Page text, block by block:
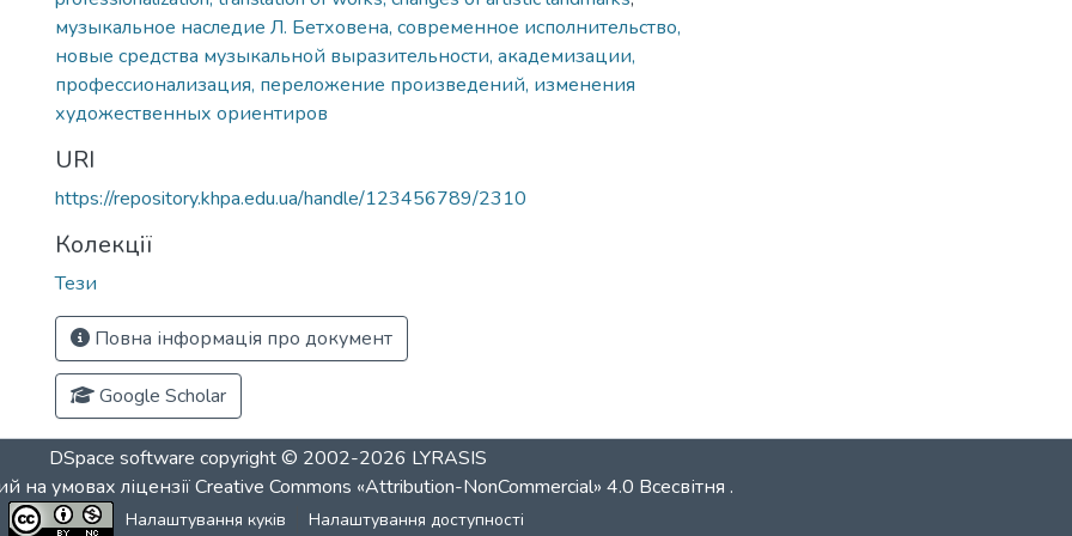
музыкальное наследие Л. Бетховена, современное исполнительство,
новые средства музыкальной выразительности, академизации,
профессионализация, переложение произведений, изменения
художественных ориентиров
URI
https://repository.khpa.edu.ua/handle/123456789/2310
Колекції
Тези
Повна інформація про документ
Google Scholar
DSpace software copyright © 2002-2026 LYRASIS
на умовах ліцензіїCreative Commons «Attribution-NonCommercial» 4.0 Всесвітня .
Налаштування куків Налаштування доступності